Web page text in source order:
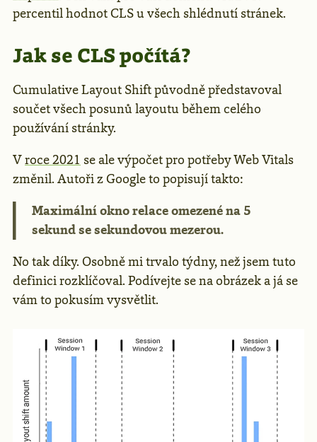
percentil hodnot CLS u všech shlédnutí stránek.
Jak se CLS počítá?
Cumulative Layout Shift původně představoval
součet všech posunů layoutu během celého
používání stránky.
Vroce 2021 se ale výpočet pro potřeby Web Vitals
změnil. Autoři z Google to popisují takto:
Maximální okno relace omezené na 5
sekund se sekundovou mezerou.
No tak díky. Osobně mi trvalo týdny, než jsem tuto
definici rozklíčoval. Podívejte se na obrázek a já se
vám to pokusím vysvětlit.